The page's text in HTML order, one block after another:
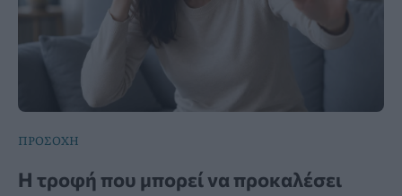
ΠΡΟΣΟΧΗ
Η τροφή που μπορεί να προκαλέσει